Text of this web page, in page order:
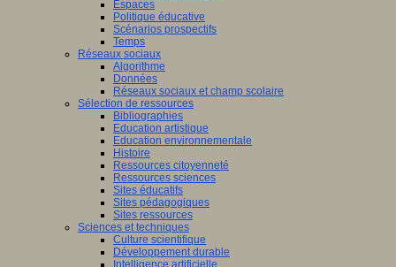
Espaces
Politique éducative
Scénarios prospectifs
Temps
Réseaux sociaux
Algorithme
Données
Réseaux sociaux et champ scolaire
Sélection de ressources
Bibliographies
Education artistique
Education environnementale
Histoire
Ressources citoyenneté
Ressources sciences
Sites éducatifs
Sites pédagogiques
Sites ressources
Sciences et techniques
Culture scientifique
Développement durable
Intelligence artificielle